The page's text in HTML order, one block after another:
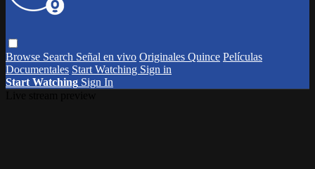
Browse Search Señal en vivo Originales Quince Películas
Documentales Start Watching Sign in
Start Watching Sign In